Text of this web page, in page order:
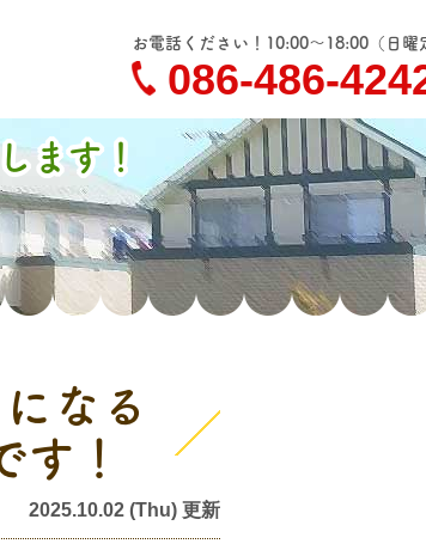
お電話ください！10:00～18:00 （日
086-486-
ます！
なる
！
2025.10.02 (Thu) 更新